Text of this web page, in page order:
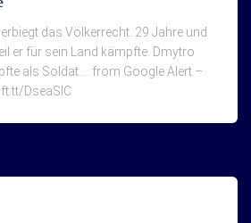
das Völkerrecht. 29 Jahre und
er für sein Land kämpfte. Dmytro
als Soldat … from Google Alert –
DseaSlC